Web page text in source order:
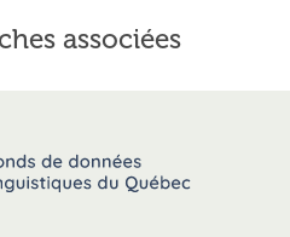
associées